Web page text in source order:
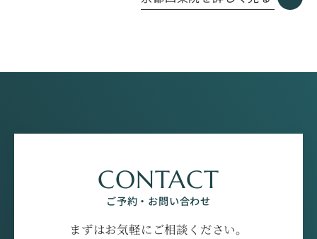
CONTACT
ご予約・お問い合わせ
まずはお気軽にご相談ください。